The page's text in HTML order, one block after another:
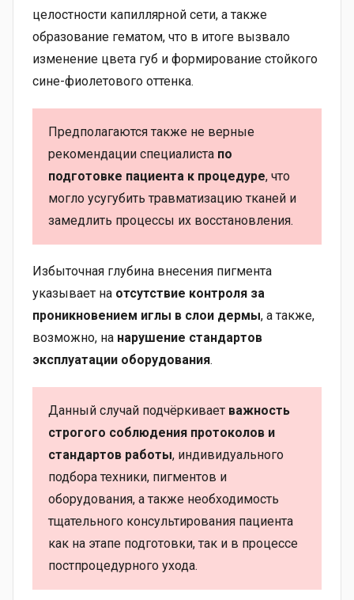
целостности капиллярной сети, а также
образование гематом, что в итоге вызвало
изменение цвета губ и формирование стойкого
сине-фиолетового оттенка.
Предполагаются также не верные
рекомендации специалиста по
подготовке пациента к процедуре, что
могло усугубить травматизацию тканей и
замедлить процессы их восстановления.
Избыточная глубина внесения пигмента
указывает на отсутствие контроля за
проникновением иглы в слои дермы, а также,
возможно, на нарушение стандартов
эксплуатации оборудования.
Данный случай подчёркивает важность
строгого соблюдения протоколов и
стандартов работы, индивидуального
подбора техники, пигментов и
оборудования, а также необходимость
тщательного консультирования пациента
как на этапе подготовки, так и в процессе
постпроцедурного ухода.